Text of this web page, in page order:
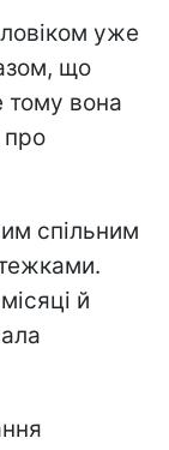
уже
що
тому вона
про
спільним
й